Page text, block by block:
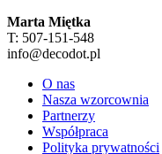
Marta Miętka
T: 507-151-548
info@decodot.pl
O nas
Nasza wzorcownia
Partnerzy
Współpraca
Polityka prywatności